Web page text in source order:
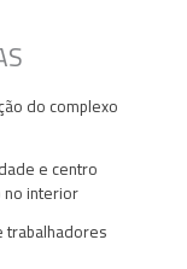
do complexo
e centro
no interior
trabalhadores